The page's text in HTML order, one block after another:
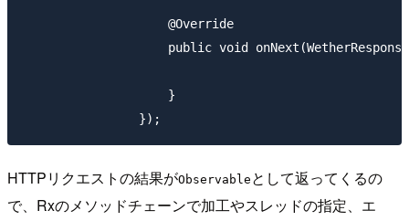
                    @Override
public void
                    }
HTTPリクエストの結果がObservable として返ってくるの
で、Rxのメソッドチェーンで加工やスレッドの指定、エ